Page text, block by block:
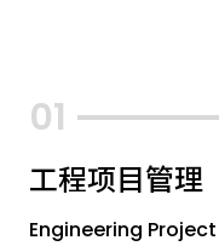
工程项目管理
Engineering Project